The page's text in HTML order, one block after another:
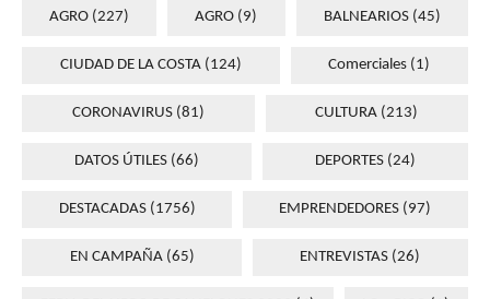
AGRO (227) AGRO (9) BALNEARIOS(45)
CIUDAD DE LA COSTA(124) Comerciales (1)
CORONAVIRUS(81) CULTURA (213)
DATOS ÚTILES (66) DEPORTES(24)
DESTACADAS(1756) EMPRENDEDORES (97)
EN CAMPAÑA(65) ENTREVISTAS (26)